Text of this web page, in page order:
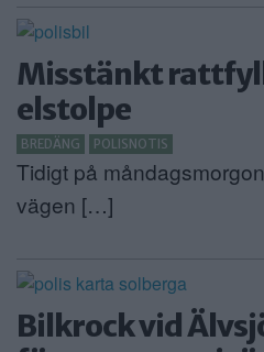
Misstänkt
elstolpe
BREDÄNG POLISNOTIS
Tidigt på
vägen […]
Bilkrock vid